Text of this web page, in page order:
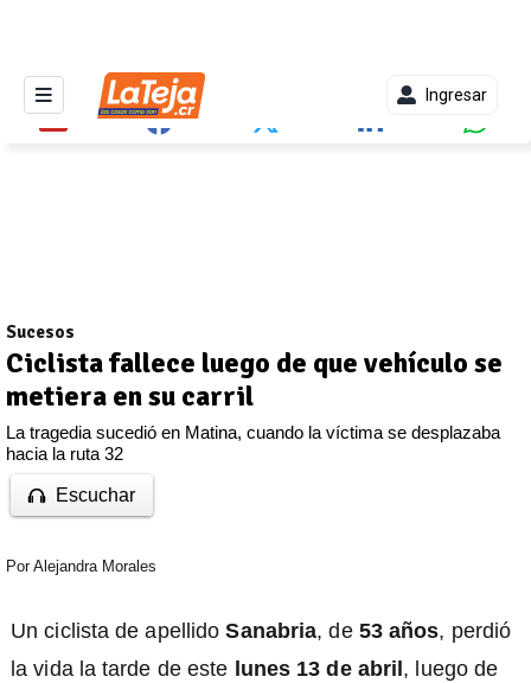
Ingresar
Sucesos
Ciclista fallece luego de que vehículo se
metiera en su carril
La tragedia sucedió en Matina, cuando la víctima se desplazaba
hacia la ruta 32
Escuchar
Por Alejandra Morales
Un ciclista de apellidoSanabria, de 53 años, perdió
la vida la tarde de este lunes 13 de abril , luego de